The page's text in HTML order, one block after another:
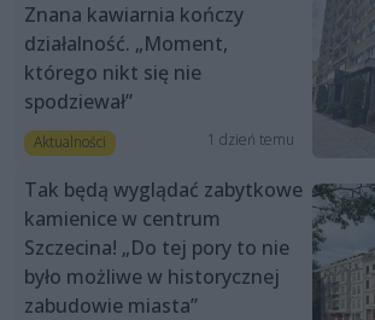
Znana kawiarnia kończy
działalność. „Moment,
którego nikt się nie
spodziewał”
Aktualności 1 dzień temu
Tak będą wyglądać zabytkowe
kamienice w centrum
Szczecina! „Do tej pory to nie
było możliwe w historycznej
zabudowie miasta”